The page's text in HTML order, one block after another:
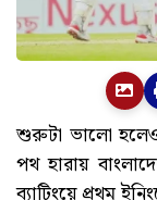
শুরুটা ভালো হলেও
পথ হারায়
ব্যাটিংয়ে প্রথম